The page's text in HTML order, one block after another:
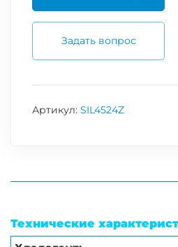
Задать вопрос
Артикул: SIL4524Z
Технические